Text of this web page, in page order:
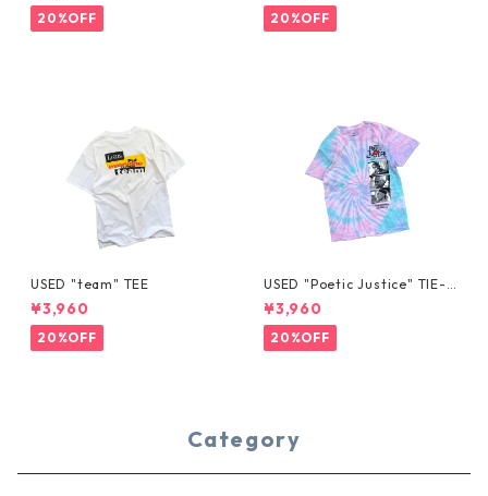
20%OFF 20%OFF
USED "team" TEE
¥3,960
20%OFF
USED "Poetic Justice" TIE-D
YE TEE
¥3,960
20%OFF
Category